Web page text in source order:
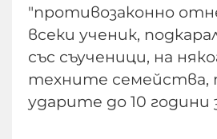
"противозаконно
всеки ученик,
със съученици, на
техните семейства,
ударите до 10 години